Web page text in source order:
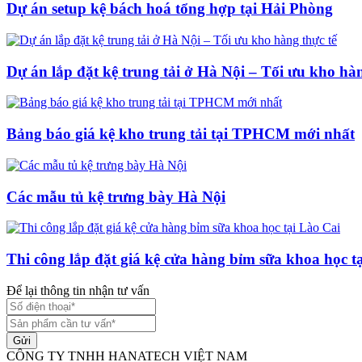
Dự án setup kệ bách hoá tổng hợp tại Hải Phòng
Dự án lắp đặt kệ trung tải ở Hà Nội – Tối ưu kho
Bảng báo giá kệ kho trung tải tại TPHCM mới nhất
Các mẫu tủ kệ trưng bày Hà Nội
Thi công lắp đặt giá kệ cửa hàng bỉm sữa khoa học
Để lại thông tin nhận tư vấn
Gửi
CÔNG TY TNHH HANATECH VIỆT NAM